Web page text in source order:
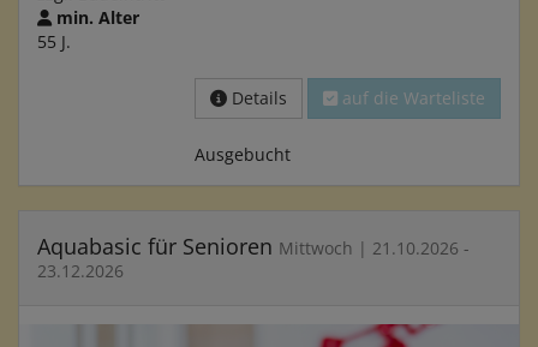
min. Alter
55 J.
Details auf die Warteliste
Ausgebucht
Aquabasic für Senioren Mittwoch | 21.10.2026 -
23.12.2026